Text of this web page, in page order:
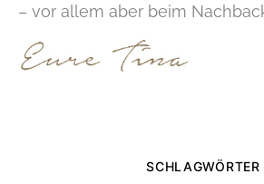
– vor allem aber beim
SCHLAGWÖRTER